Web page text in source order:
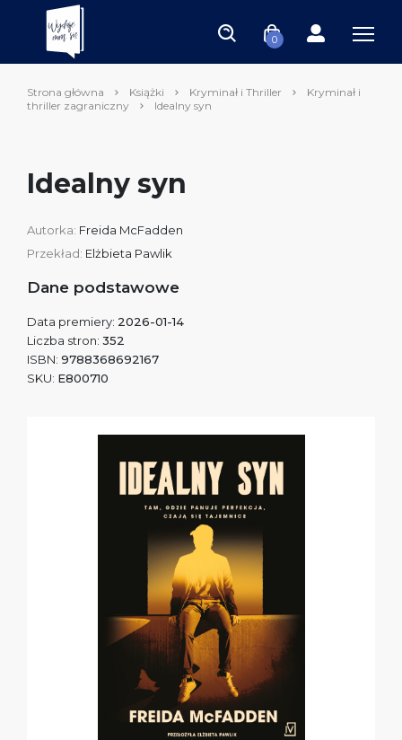
0
Strona główna Książki Kryminał i Thriller
Kryminał i
thriller zagraniczny
Idealny syn
Idealny syn
Autorka: Freida McFadden
Przekład: Elżbieta Pawlik
Dane podstawowe
Data premiery: 2026-01-14
Liczba stron: 352
ISBN: 9788368692167
SKU: E800710